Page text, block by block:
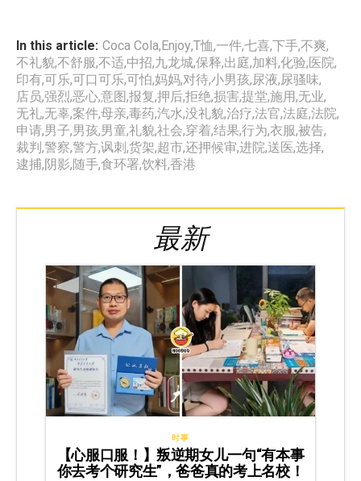
In this article: Coca Cola,Enjoy,T恤,一件,七喜,下手,不爽,
不礼貌,不舒服,不适,中招,九龙城,保释,出庭,加料,化验,医院,
印有,可乐,可口可乐,可怕,妈妈,对待,小男孩,尿液,尿骚味,
店员,强烈,恶心,意图,报复,押后,拒绝,损害,提堂,施用,无业,
无礼,无辜,案件,母亲,毒药,汽水,没礼貌,治疗,法官,法庭,法院,
申请,男子,男孩,男童,礼貌,社会,穿着,结果,行为,衣服,被告,
裁判,警察,警方,讽刺,货架,超市,还押候审,进院,送医,选择,
逮捕,阴影,随手,食环署,饮料,香港
最新
时事
【心服口服！】叛逆期女儿一句“有本事
你去考个研究生”，爸爸真的考上名校！